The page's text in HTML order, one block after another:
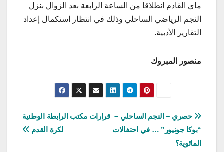
ماي القادم انطلاقا من الساعة الرابعة بعد الزوال بنزل
النجم الرياضي الساحلي وذلك في انتظار استكمال إعداد
التقارير الأدبية.
منصور المبروك
تصفّح
المقالات
قرارات مكتب الرابطة الوطنية
لكرة القدم
حصري – النجم الساحلي –
“بوكا جونيور” … في احتفالات
المائوية؟